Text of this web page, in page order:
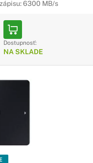
6300 MB/s
Dostupnosť:
NA SKLADE